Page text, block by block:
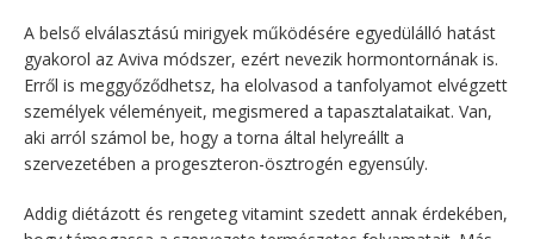
A belső elválasztású mirigyek működésére egyedülálló hatást
gyakorol az Aviva módszer, ezért nevezik hormontornának is.
Erről is meggyőződhetsz, ha elolvasod a tanfolyamot elvégzett
személyek véleményeit, megismered a tapasztalataikat. Van,
aki arról számol be, hogy a torna által helyreállt a
szervezetében a progeszteron-ösztrogén egyensúly.
Addig diétázott és rengeteg vitamint szedett annak érdekében,